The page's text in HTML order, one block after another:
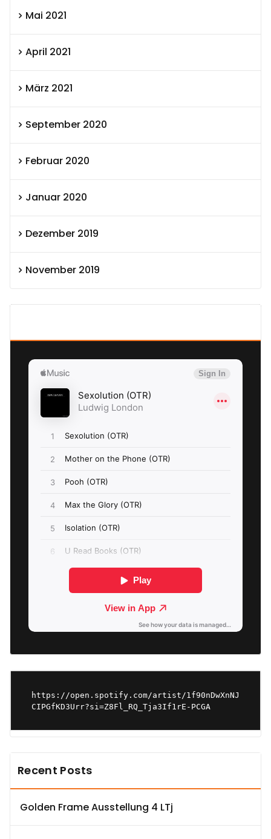
Mai 2021
April 2021
März 2021
September 2020
Februar 2020
Januar 2020
Dezember 2019
November 2019
https://open.spotify.com/artist/1f90nDwXnNJ
CIPGfKD3Urr?si=Z8Fl_RQ_Tja3If1rE-PCGA
Recent Posts
Golden Frame Ausstellung 4 LTj